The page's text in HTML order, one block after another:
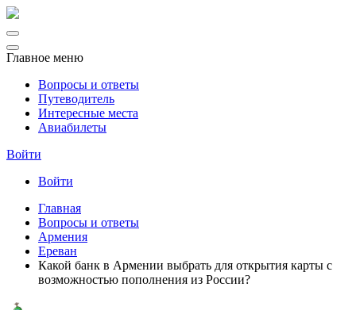
Главное меню
Вопросы и ответы
Путеводитель
Интересные места
Авиабилеты
Войти
Войти
Главная
Вопросы и ответы
Армения
Ереван
Какой банк в Армении выбрать для открытия карты с
возможностью пополнения из России?